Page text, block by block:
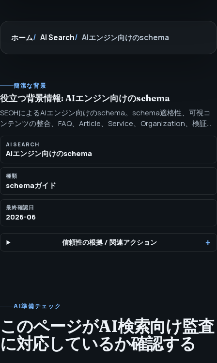
ホーム AI Search AIエンジン向けのschema
簡潔な背景
役立つ背景情報: AIエンジン向けのschema
SEOHによるAIエンジン向けのschema。schema適格性、可視コ
ンテンツの整合、FAQ、Article、Service、Organization、検証の
運用頻度を扱います。 AIエンジン向けschemaは、実際に表示され
るコンテンツ（エンティティ、パンくず、サービス、FAQ、記事、
商品、組織情報）を記述するもので、近道ではなく補完です。
AI SEARCH
AIエンジン向けのschema
種類
schemaガイド
最終確認日
2026-06
信頼性の根拠 /関連アクション
AI準備チェック
このページがAI検索向け監査
に対応しているか確認する